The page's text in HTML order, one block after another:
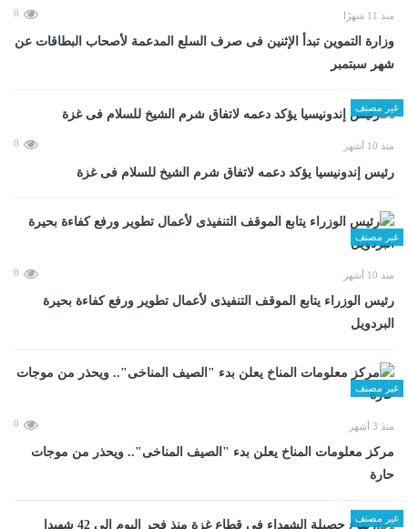
منذ 11 شهرًا 0
وزارة التموين تبدأ الإثنين فى صرف السلع المدعمة لأصحاب البطاقات عن
شهر سبتمبر
غير مصنف
منذ 10 أشهر 0
رئيس إندونيسيا يؤكد دعمه لاتفاق شرم الشيخ للسلام فى غزة
غير مصنف
منذ 10 أشهر 0
رئيس الوزراء يتابع الموقف التنفيذى لأعمال تطوير ورفع كفاءة بحيرة
البردويل
غير مصنف
منذ 3 أشهر 0
مركز معلومات المناخ يعلن بدء "الصيف المناخى".. ويحذر من موجات
حارة
غير مصنف